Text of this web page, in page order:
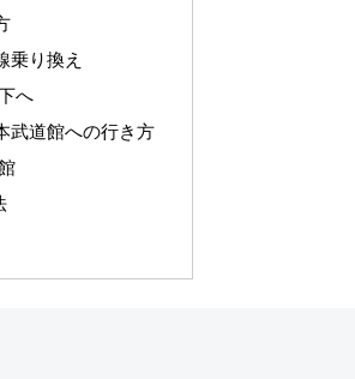
乗り換え
へ
武道館への行き方